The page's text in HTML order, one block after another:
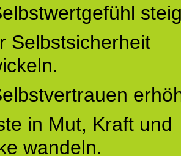
Selbstsicherheit
in Mut, Kraft und
wandeln.